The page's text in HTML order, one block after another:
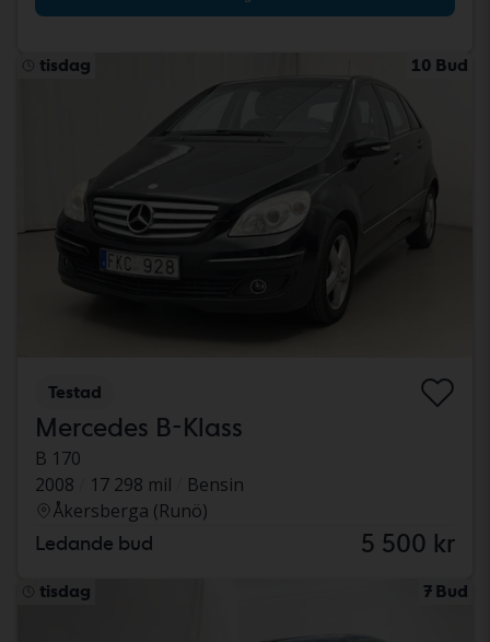
tisdag 10 Bud
Testad
Mercedes B-Klass
B 170
2008
17 298 mil
Bensin
Åkersberga (Runö)
Ledande bud 5 500 kr
tisdag 7 Bud